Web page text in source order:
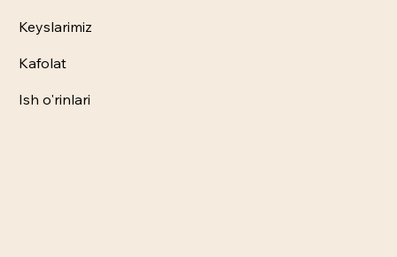
Keyslarimiz
Kafolat
Ish o'rinlari